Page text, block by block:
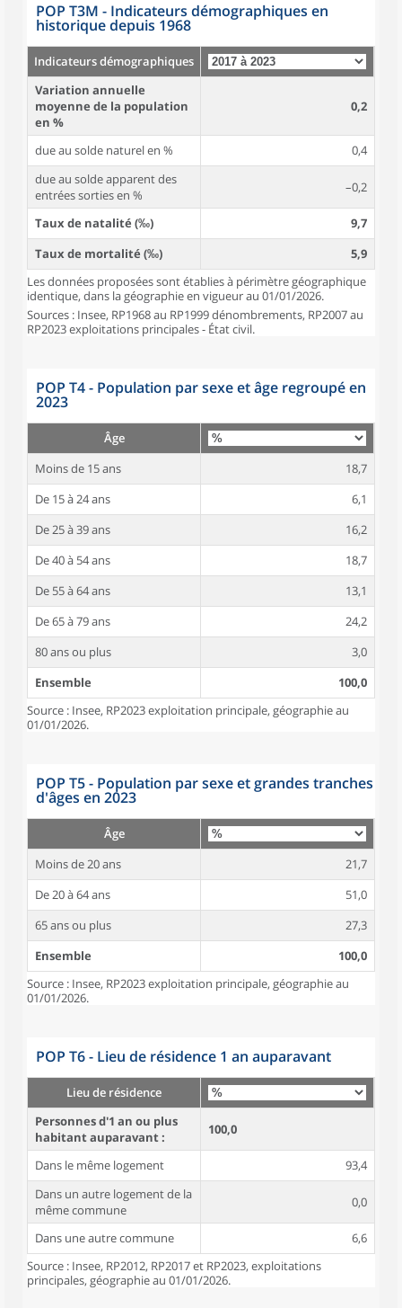
POP T3M - Indicateurs démographiques en
historique depuis 1968
Indicateurs démographiques
Variation annuelle
moyenne de la population
en %
0,2
due au solde naturel en %
0,4
due au solde apparent des
entrées sorties en %
–0,2
Taux de natalité (‰)
9,7
Taux de mortalité (‰)
5,9
Les données proposées sont établies à périmètre géographique
identique, dans la géographie en vigueur au 01/01/2026.
Sources : Insee, RP1968 au RP1999 dénombrements, RP2007 au
RP2023 exploitations principales - État civil.
POP T4 - Population par sexe et âge regroupé en
2023
Âge
Moins de 15 ans
18,7
De 15 à 24 ans
6,1
De 25 à 39 ans
16,2
De 40 à 54 ans
18,7
De 55 à 64 ans
13,1
De 65 à 79 ans
24,2
80 ans ou plus
3,0
Ensemble
100,0
Source : Insee, RP2023 exploitation principale, géographie au
01/01/2026.
POP T5 - Population par sexe et grandes tranches
d'âges en 2023
Âge
Moins de 20 ans
21,7
De 20 à 64 ans
51,0
65 ans ou plus
27,3
Ensemble
100,0
Source : Insee, RP2023 exploitation principale, géographie au
01/01/2026.
POP T6 - Lieu de résidence 1 an auparavant
Lieu de résidence
Personnes d'1 an ou plus
habitant auparavant :
100,0
Dans le même logement
93,4
Dans un autre logement de la
même commune
0,0
Dans une autre commune
6,6
Source : Insee, RP2012, RP2017 et RP2023, exploitations
principales, géographie au 01/01/2026.